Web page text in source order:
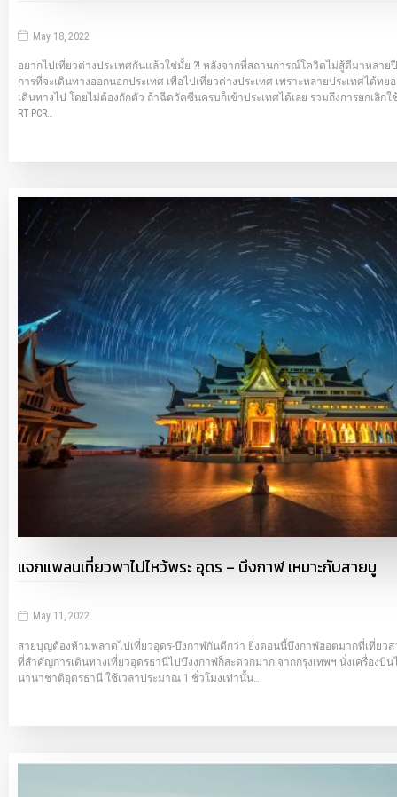
May 18, 2022
อยากไปเที่ยวต่างประเทศกันแล้วใช่มั้ย ?! หลังจากที่สถานการณ์โควิดไม่สู้ดีมาหลา
การที่จะเดินทางออกนอกประเทศ เพื่อไปเที่ยวต่างประเทศ เพราะหลายประเทศได้ทย
เดินทางไป โดยไม่ต้องกักตัว ถ้าฉีดวัคซีนครบก็เข้าประเทศได้เลย รวมถึงการยกเลิก
RT-PCR…
แจกแพลนเที่ยวพาไปไหว้พระ อุดร – บึงกาฬ เหมาะกับสายมู
May 11, 2022
สายบุญต้องห้ามพลาดไปเที่ยวอุดร-บึงกาฬกันดีกว่า ยิ่งตอนนี้บึงกาฬฮอตมากที่เที่ยวส
ที่สำคัญการเดินทางเที่ยวอุดรธานีไปบึงงกาฬก็สะดวกมาก จากกรุงเทพฯ นั่งเครื่องบิ
นานาชาติอุดรธานี ใช้เวลาประมาณ 1 ชั่วโมงเท่านั้น…